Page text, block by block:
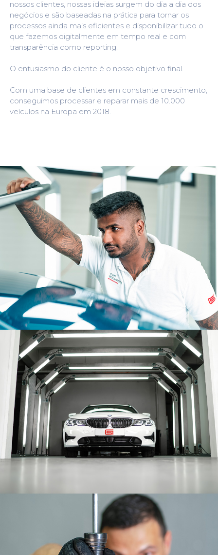
nossos clientes, nossas ideias surgem do dia a dia dos
negócios e são baseadas na prática para tornar os
processos ainda mais eficientes e disponibilizar tudo o
que fazemos digitalmente em tempo real e com
transparência como reporting.
O entusiasmo do cliente é o nosso objetivo final.
Com uma base de clientes em constante crescimento,
conseguimos processar e reparar mais de 10.000
veículos na Europa em 2018.